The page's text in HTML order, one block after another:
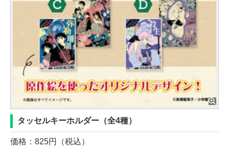
タッセルキーホルダー（全4種）
価格：825円（税込）